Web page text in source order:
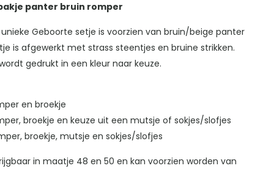
panter bruin romper
Geboorte setje is voorzien van bruin/beige panter
is afgewerkt met strass steentjes en bruine strikken.
gedrukt in een kleur naar keuze.
en broekje
broekje en keuze uit een mutsje of sokjes/slofjes
broekje, mutsje en sokjes/slofjes
in maatje 48 en 50 en kan voorzien worden van